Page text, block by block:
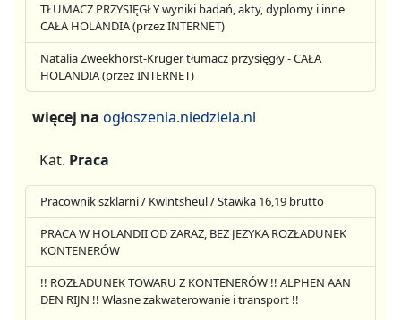
TŁUMACZ PRZYSIĘGŁY wyniki badań, akty, dyplomy i inne
CAŁA HOLANDIA (przez INTERNET)
Natalia Zweekhorst-Krüger tłumacz przysięgły - CAŁA
HOLANDIA (przez INTERNET)
więcej na ogłoszenia.niedziela.nl
Kat. Praca
Pracownik szklarni / Kwintsheul / Stawka 16,19 brutto
PRACA W HOLANDII OD ZARAZ, BEZ JEZYKA ROZŁADUNEK
KONTENERÓW
!! ROZŁADUNEK TOWARU Z KONTENERÓW !! ALPHEN AAN
DEN RIJN !! Własne zakwaterowanie i transport !!